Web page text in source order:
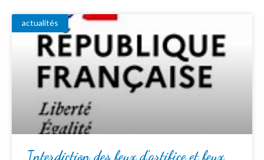
actualités
Interdiction des feux d’artifice et feux